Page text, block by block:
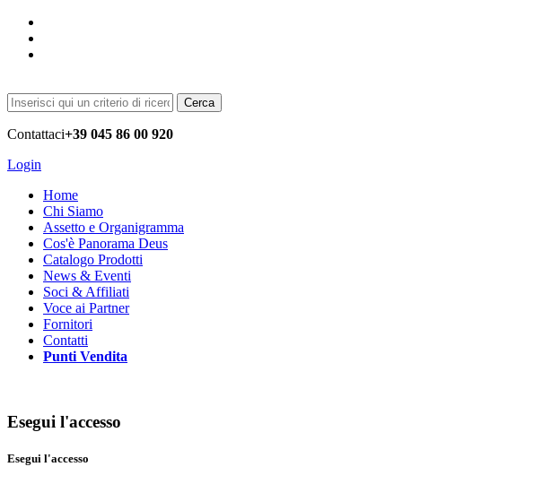
Cerca
Contattaci+39 045 86 00 920
Login
Home
Chi Siamo
Assetto e Organigramma
Cos'è Panorama Deus
Catalogo Prodotti
News & Eventi
Soci & Affiliati
Voce ai Partner
Fornitori
Contatti
Punti Vendita
Esegui l'accesso
Esegui l'accesso